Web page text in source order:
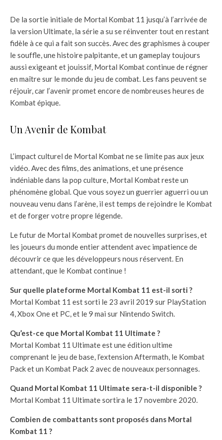
De la sortie initiale de Mortal Kombat 11 jusqu’à l’arrivée de
la version Ultimate, la série a su se réinventer tout en restant
fidèle à ce qui a fait son succès. Avec des graphismes à couper
le souffle, une histoire palpitante, et un gameplay toujours
aussi exigeant et jouissif, Mortal Kombat continue de régner
en maître sur le monde du jeu de combat. Les fans peuvent se
réjouir, car l’avenir promet encore de nombreuses heures de
Kombat épique.
Un Avenir de Kombat
L’impact culturel de Mortal Kombat ne se limite pas aux jeux
vidéo. Avec des films, des animations, et une présence
indéniable dans la pop culture, Mortal Kombat reste un
phénomène global. Que vous soyez un guerrier aguerri ou un
nouveau venu dans l’arène, il est temps de rejoindre le Kombat
et de forger votre propre légende.
Le futur de Mortal Kombat promet de nouvelles surprises, et
les joueurs du monde entier attendent avec impatience de
découvrir ce que les développeurs nous réservent. En
attendant, que le Kombat continue !
Sur quelle plateforme Mortal Kombat 11 est-il sorti ?
Mortal Kombat 11 est sorti le 23 avril 2019 sur PlayStation
4, Xbox One et PC, et le 9 mai sur Nintendo Switch.
Qu’est-ce que Mortal Kombat 11 Ultimate ?
Mortal Kombat 11 Ultimate est une édition ultime
comprenant le jeu de base, l’extension Aftermath, le Kombat
Pack et un Kombat Pack 2 avec de nouveaux personnages.
Quand Mortal Kombat 11 Ultimate sera-t-il disponible ?
Mortal Kombat 11 Ultimate sortira le 17 novembre 2020.
Combien de combattants sont proposés dans Mortal
Kombat 11 ?